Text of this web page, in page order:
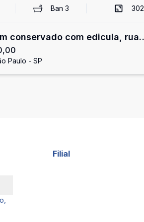
Ban 3 302
conservado com edicula, rua
Paulo - SP
Filial